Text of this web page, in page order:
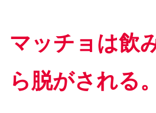
マッチョは飲
ら脱がされる。